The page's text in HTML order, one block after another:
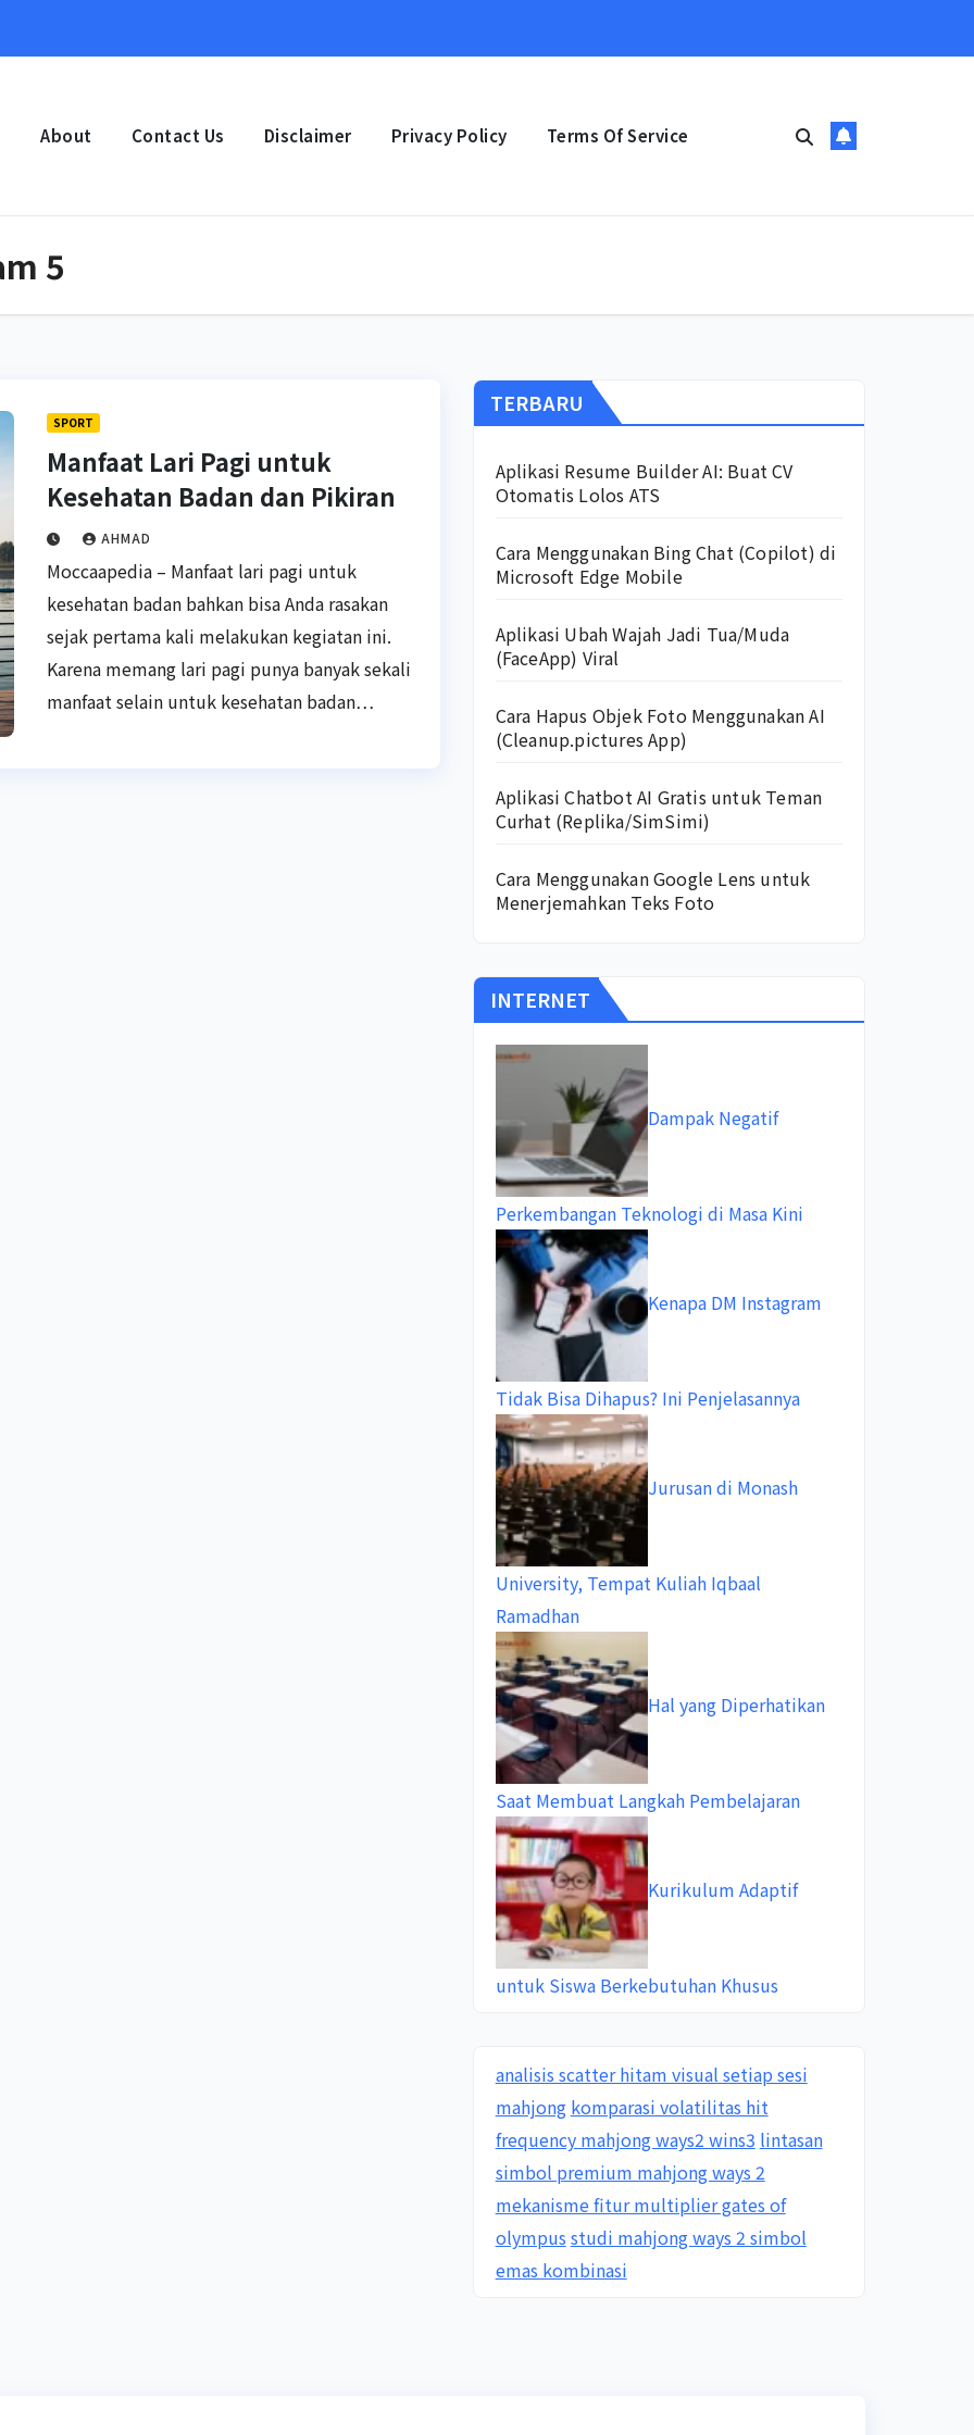
About Contact Us Disclaimer Privacy Policy Terms Of Service
5
SPORT
Manfaat Lari Pagi untuk
Kesehatan Badan dan Pikiran
AHMAD
Moccaapedia – Manfaat lari pagi untuk
kesehatan badan bahkan bisa Anda rasakan
sejak pertama kali melakukan kegiatan ini.
Karena memang lari pagi punya banyak sekali
manfaat selain untuk kesehatan badan…
TERBARU
Aplikasi Resume Builder AI: Buat CV
Otomatis Lolos ATS
Cara Menggunakan Bing Chat (Copilot) di
Microsoft Edge Mobile
Aplikasi Ubah Wajah Jadi Tua/Muda
(FaceApp) Viral
Cara Hapus Objek Foto Menggunakan AI
(Cleanup.pictures App)
Aplikasi Chatbot AI Gratis untuk Teman
Curhat (Replika/SimSimi)
Cara Menggunakan Google Lens untuk
Menerjemahkan Teks Foto
INTERNET
Dampak Negatif
Perkembangan Teknologi di Masa Kini
Kenapa DM Instagram
Tidak Bisa Dihapus? Ini Penjelasannya
Jurusan di Monash
University, Tempat Kuliah Iqbaal
Ramadhan
Hal yang Diperhatikan
Saat Membuat Langkah Pembelajaran
Kurikulum Adaptif
untuk Siswa Berkebutuhan Khusus
analisis scatter hitam visual setiap sesi
mahjong komparasi volatilitas hit
frequency mahjong ways2 wins3 lintasan
simbol premium mahjong ways 2
mekanisme fitur multiplier gates of
olympus studi mahjong ways 2 simbol
emas kombinasi